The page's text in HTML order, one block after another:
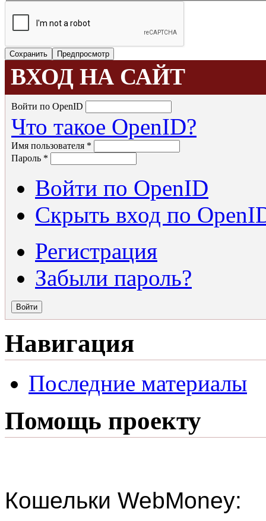
ВХОД НА САЙТ
Войти по OpenID
Что такое OpenID?
Имя пользователя *
Пароль *
Войти по OpenID
Скрыть вход по
Регистрация
Забыли пароль?
Навигация
Последние материалы
Помощь проекту
Кошельки WebMoney: